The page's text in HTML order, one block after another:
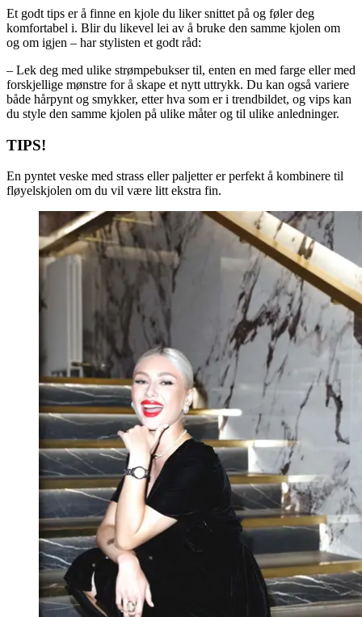
Et godt tips er å finne en kjole du liker snittet på og føler deg
komfortabel i. Blir du likevel lei av å bruke den samme kjolen om
og om igjen – har stylisten et godt råd:
– Lek deg med ulike strømpebukser til, enten en med farge eller med
forskjellige mønstre for å skape et nytt uttrykk. Du kan også variere
både hårpynt og smykker, etter hva som er i trendbildet, og vips kan
du style den samme kjolen på ulike måter og til ulike anledninger.
TIPS!
En pyntet veske med strass eller paljetter er perfekt å kombinere til
fløyelskjolen om du vil være litt ekstra fin.